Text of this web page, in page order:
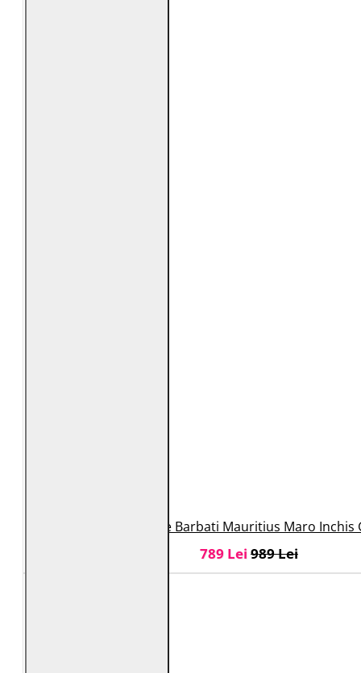
Geaca de Piele Barbati Mauritius Maro Inchis
789 Lei 989 Lei